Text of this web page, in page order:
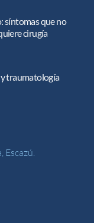
síntomas que no
cirugía
traumatología
Escazú.